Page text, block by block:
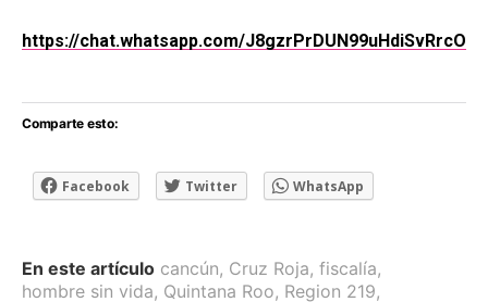
https://chat.whatsapp.com/J8gzrPrDUN99uHdiSvRrcO
Comparte esto:
Facebook Twitter WhatsApp
En este artículo cancún, Cruz Roja, fiscalía,
hombre sin vida, Quintana Roo, Region 219,